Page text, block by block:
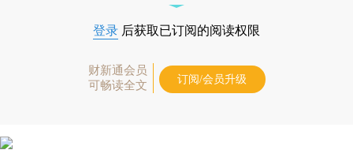
登录 后获取已订阅的阅读权限
财新通会员
可畅读全文
订阅/会员升级